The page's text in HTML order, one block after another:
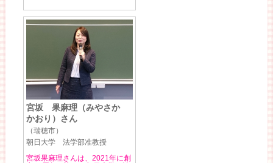
宮坂 果麻理（みやさか
かおり）さん
（瑞穂市）
朝日大学 法学部准教授
宮坂果麻理さんは、2021年に創